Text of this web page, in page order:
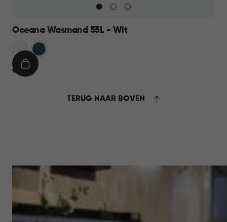
Oceana Wasmand 55L - Wit
Blauw
€
€ 17,95
IN
TERUG NAAR BOVEN